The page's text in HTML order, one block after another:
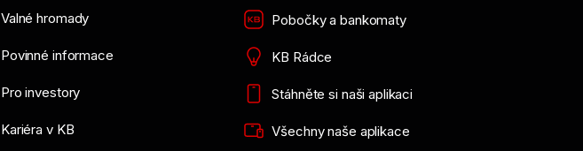
Valné hromady
Povinné informace
Pro investory
Kariéra v KB
Pobočky a bankomaty
KB Rádce
Stáhněte si naši aplikaci
Všechny naše aplikace